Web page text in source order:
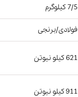
7/5 کیلوگرم
فولادی/برنجی
621 کیلو نیوتن
911 کیلو نیوتن